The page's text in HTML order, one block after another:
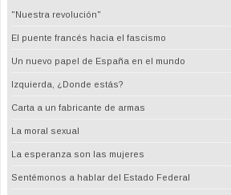
"Nuestra revolución"
El puente francés hacia el fascismo
Un nuevo papel de España en el mundo
Izquierda, ¿Donde estás?
Carta a un fabricante de armas
La moral sexual
La esperanza son las mujeres
Sentémonos a hablar del Estado Federal